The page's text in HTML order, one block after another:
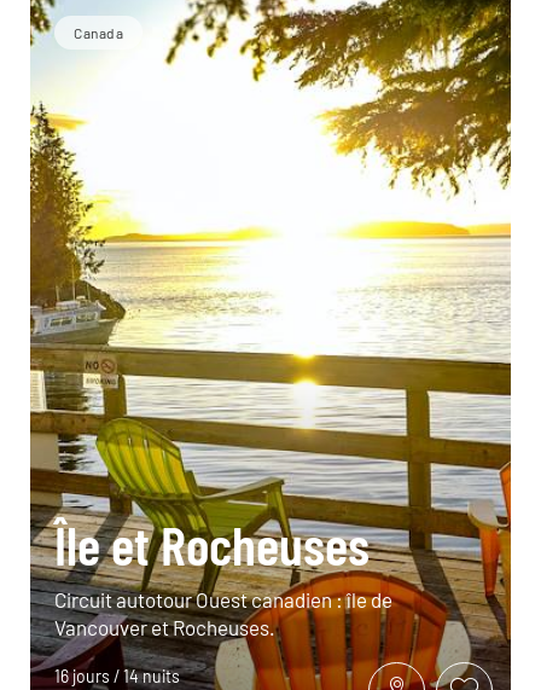
Canada
Île et Rocheuses
Circuit autotour Ouest canadien : île de
Vancouver et Rocheuses.
16 jours / 14 nuits